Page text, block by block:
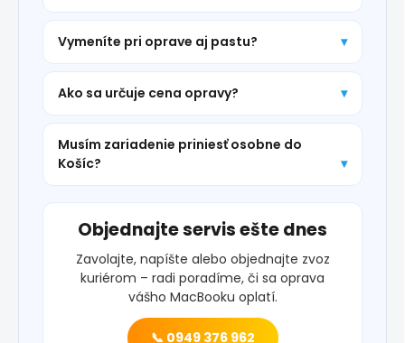
Vymeníte pri oprave aj pastu?
Ako sa určuje cena opravy?
Musím zariadenie priniesť osobne do
Košíc?
Objednajte servis ešte dnes
Zavolajte, napíšte alebo objednajte zvoz
kuriérom – radi poradíme, či sa oprava
vášho MacBooku oplatí.
📞 0949 376 962